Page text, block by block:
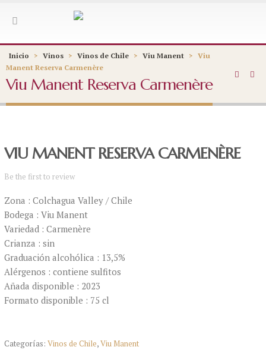
Inicio > Vinos > Vinos de Chile > Viu Manent > Viu
Manent Reserva Carmenère
Viu Manent Reserva Carmenère
VIU MANENT RESERVA CARMENÈRE
Be the first to review
Zona : Colchagua Valley / Chile
Bodega : Viu Manent
Variedad : Carmenère
Crianza : sin
Graduación alcohólica : 13,5%
Alérgenos : contiene sulfitos
Añada disponible : 2023
Formato disponible : 75 cl
Categorías: Vinos de Chile,Viu Manent